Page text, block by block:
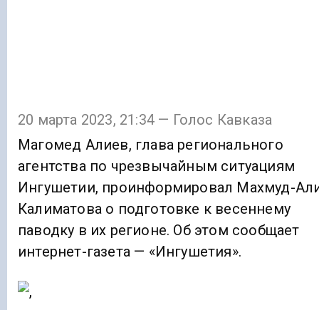
20 марта 2023, 21:34 — Голос Кавказа
Магомед Алиев, глава регионального
агентства по чрезвычайным ситуациям
Ингушетии, проинформировал Махмуд-
Калиматова о подготовке к весеннему
паводку в их регионе. Об этом сообщает
интернет-газета — «Ингушетия».